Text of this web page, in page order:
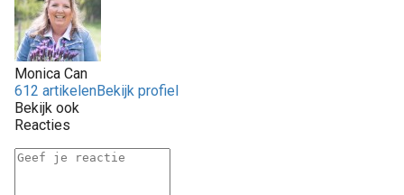
Monica Can
612 artikelenBekijk profiel
Bekijk ook
Reacties